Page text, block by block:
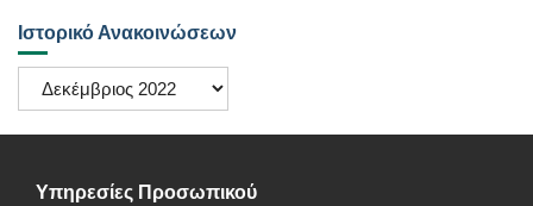
Ιστορικό Ανακοινώσεων
Ιστορικό
Ανακοινώσεων
Υπηρεσίες Προσωπικού